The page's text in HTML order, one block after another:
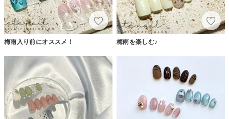
梅雨入り前にオススメ！ 梅雨を楽しむ♪